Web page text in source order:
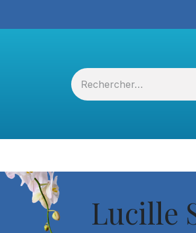
Lucille